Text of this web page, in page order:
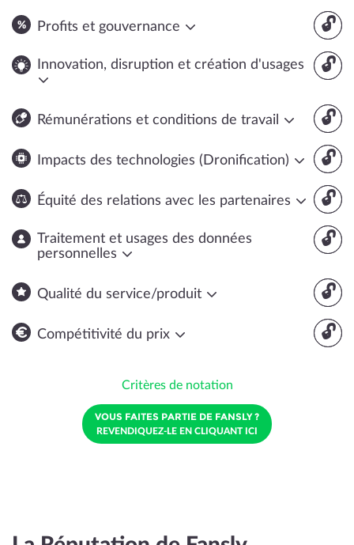
🔓
Profits et gouvernance
🔓
Innovation, disruption et création d'usages
🔓
Rémunérations et conditions de travail
🔓
Impacts des technologies (Dronification)
🔓
Équité des relations avec les partenaires
🔓
Traitement et usages des données
personnelles
🔓
Qualité du service/produit
🔓
Compétitivité du prix
Critères de notation
VOUS FAITES PARTIE DE FANSLY ?
REVENDIQUEZ-LE EN CLIQUANT ICI